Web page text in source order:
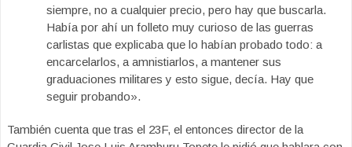
siempre, no a cualquier precio, pero hay que buscarla.
Había por ahí un folleto muy curioso de las guerras
carlistas que explicaba que lo habían probado todo: a
encarcelarlos, a amnistiarlos, a mantener sus
graduaciones militares y esto sigue, decía. Hay que
seguir probando».
También cuenta que tras el 23F, el entonces director de la